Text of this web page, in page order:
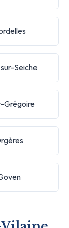
Seiche
Grégoire